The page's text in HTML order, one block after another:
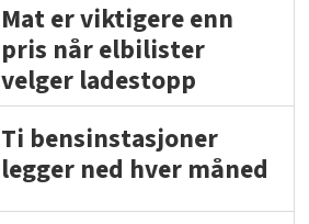
Mat er viktigere enn
pris når elbilister
velger ladestopp
Ti bensinstasjoner
legger ned hver måned